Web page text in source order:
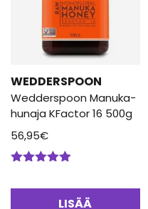
WEDDERSPOON
Wedderspoon Manuka-
hunaja KFactor 16 500g
56,95€
LISÄÄ